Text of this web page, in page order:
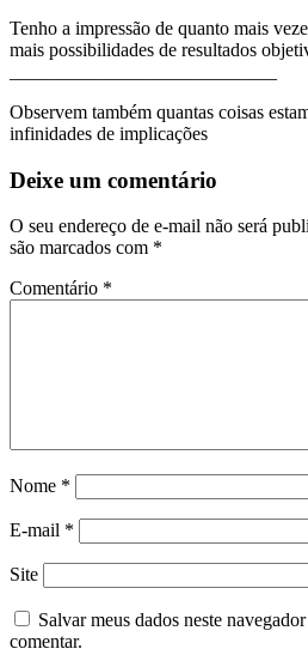
Tenho a impressão de quanto mais
mais possibilidades de resultados
Observem também quantas coisas
infinidades de implicações
Deixe um comentário
O seu endereço de e-mail não será
são marcados com *
Comentário *
Nome *
E-mail *
Site
Salvar meus dados neste
comentar.